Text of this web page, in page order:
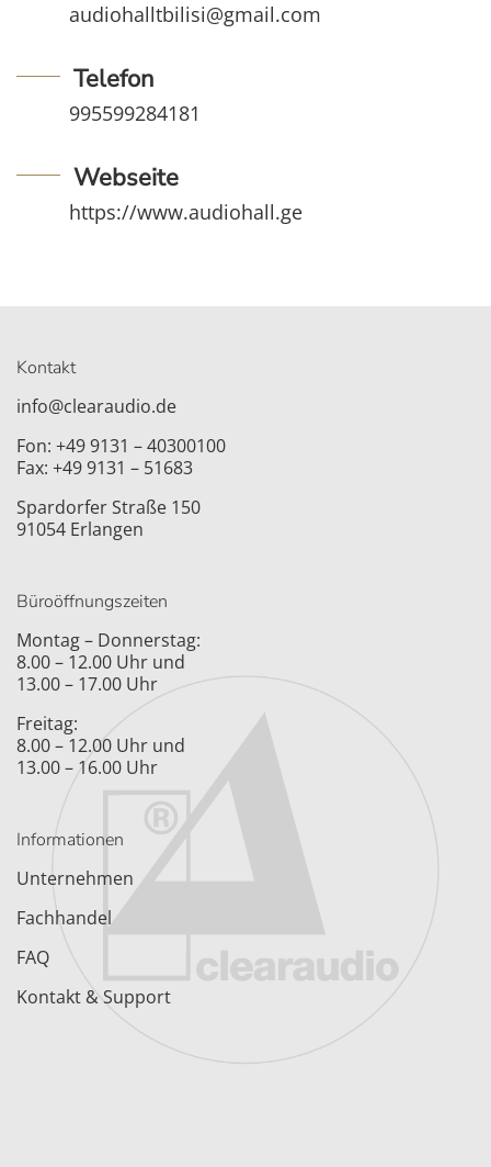
audiohalltbilisi@gmail.com
Telefon
995599284181
Webseite
https://www.audiohall.ge
Kontakt
info@clearaudio.de
Fon: +49 9131 – 40300100
Fax: +49 9131 – 51683
Spardorfer Straße 150
91054 Erlangen
Büroöffnungszeiten
Montag – Donnerstag:
8.00 – 12.00 Uhr und
13.00 – 17.00 Uhr
Freitag:
8.00 – 12.00 Uhr und
13.00 – 16.00 Uhr
Informationen
Unternehmen
Fachhandel
FAQ
Kontakt & Support